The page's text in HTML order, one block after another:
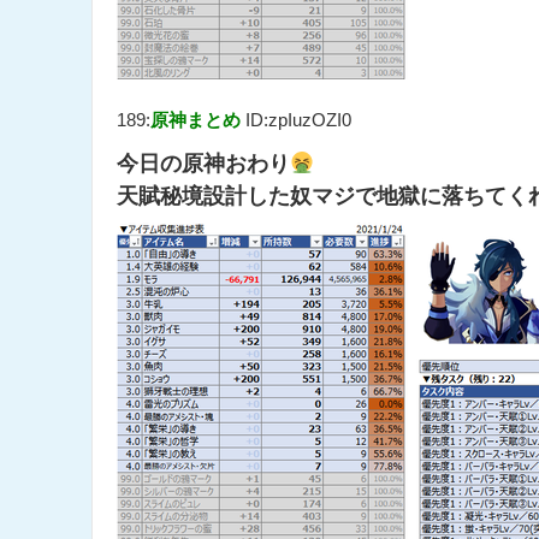
189:原神まとめ ID:zpIuzOZI0
今日の原神おわり
天賦秘境設計した奴マジで地獄に落ちてく